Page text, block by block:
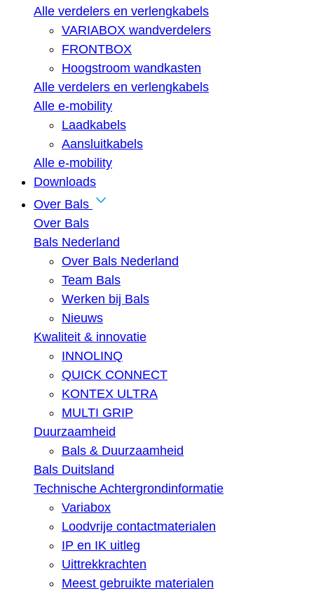
Alle verdelers en verlengkabels
VARIABOX wandverdelers
FRONTBOX
Hoogstroom wandkasten
Alle verdelers en verlengkabels
Alle e-mobility
Laadkabels
Aansluitkabels
Alle e-mobility
Downloads
Over Bals
Over Bals
Bals Nederland
Over Bals Nederland
Team Bals
Werken bij Bals
Nieuws
Kwaliteit & innovatie
INNOLINQ
QUICK CONNECT
KONTEX ULTRA
MULTI GRIP
Duurzaamheid
Bals & Duurzaamheid
Bals Duitsland
Technische Achtergrondinformatie
Variabox
Loodvrije contactmaterialen
IP en IK uitleg
Uittrekkrachten
Meest gebruikte materialen